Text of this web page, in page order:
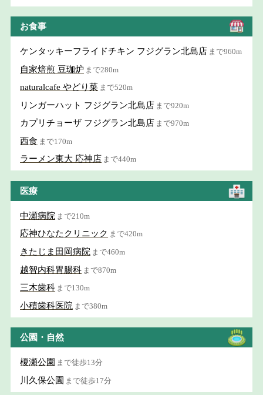
お食事
ケンタッキーフライドチキン フジグラン北島店 まで960m
自家焙煎 豆珈炉 まで280m
naturalcafe やどり菜 まで520m
リンガーハット フジグラン北島店 まで920m
カプリチョーザ フジグラン北島店 まで970m
西食 まで170m
ラーメン東大 応神店 まで440m
医療
中瀬病院 まで210m
応神ひなたクリニック まで420m
きたじま田岡病院 まで460m
越智内科胃腸科 まで870m
三木歯科 まで130m
小積歯科医院 まで380m
公園・自然
榎瀬公園 まで徒歩13分
川久保公園 まで徒歩17分